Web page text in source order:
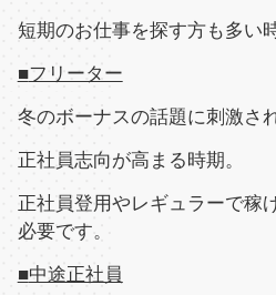
短期のお仕事を探す方も多い時
■フリーター
冬のボーナスの話題に刺激され
正社員志向が高まる時期。
正社員登用やレギュラーで稼
必要です。
■中途正社員